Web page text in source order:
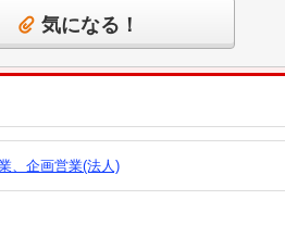
気になる！
、企画営業(法人)